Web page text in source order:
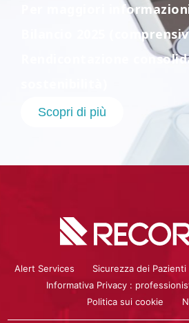
Per maggiori
Bilancio 2025
Rendicontazione
Scopri di più
Alert Services Sicurezza dei Pazienti
Informativa Privacy :
Politica sui cookie